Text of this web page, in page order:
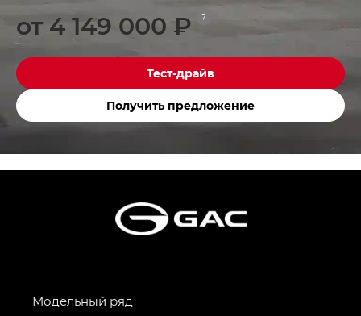
от 4 149 000 ₽ ?
Тест-драйв
Получить предложение
Модельный ряд